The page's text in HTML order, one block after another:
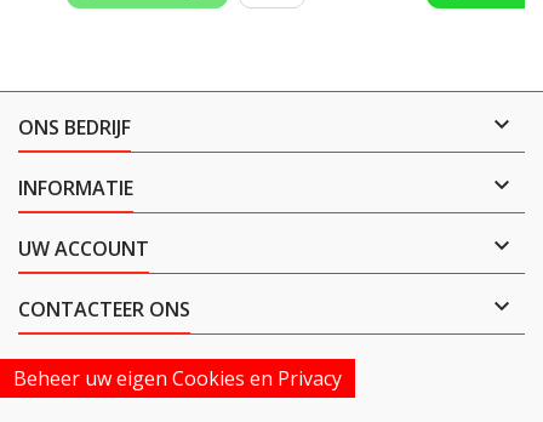
ONS BEDRIJF 
INFORMATIE 
UW ACCOUNT 
CONTACTEER ONS 
Beheer uw eigen Cookies en Privacy